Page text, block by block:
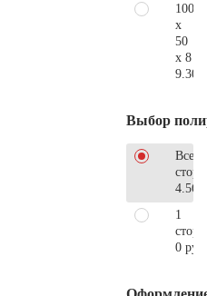
100
x
50
x 8
Выбор
Все
1
0 руб.